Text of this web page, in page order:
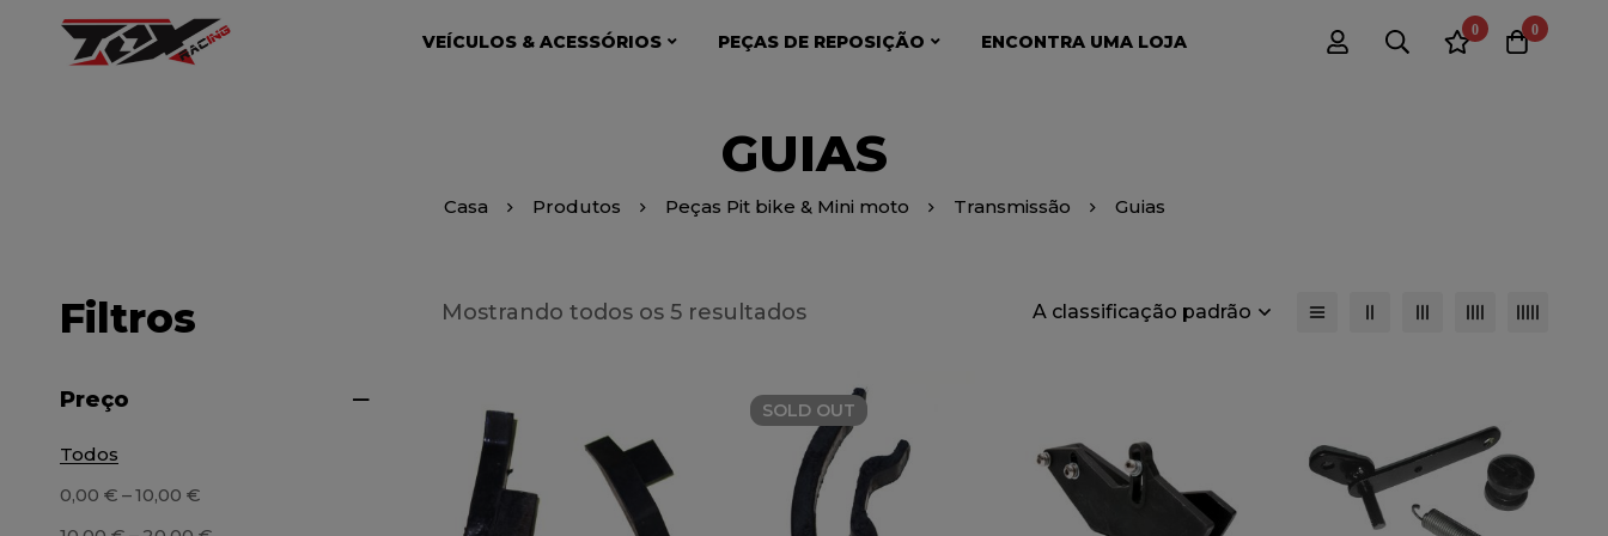
VEÍCULOS & ACESSÓRIOS PEÇAS DE REPOSIÇÃO ENCONTRA UMA LOJA
0 0
GUIAS
Casa Produtos Peças Pit bike & Mini moto Transmissão Guias
Filtros
Preço
Todos
0,00 € –10,00 €
Mostrando todos os 5 resultados A classificação padrão
SOLD OUT